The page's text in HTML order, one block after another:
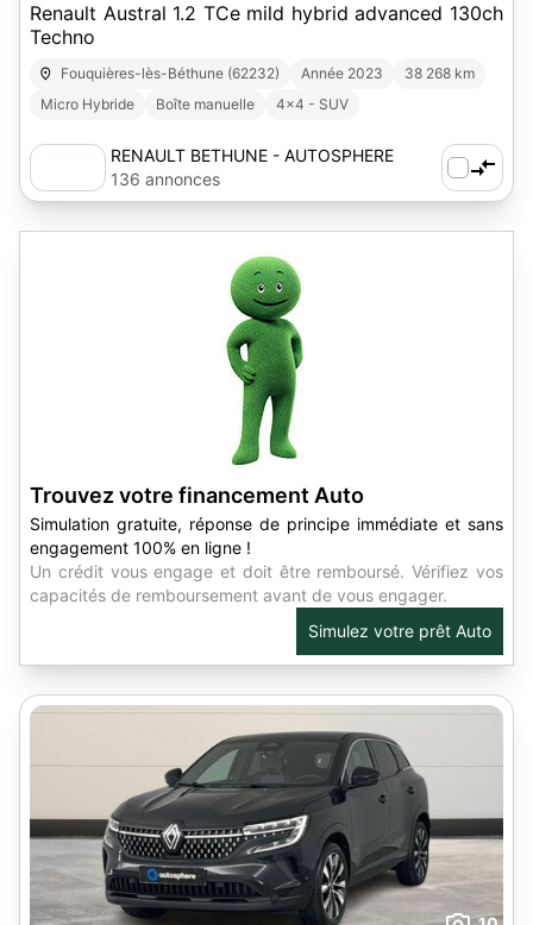
Renault Austral 1.2 TCe mild hybrid advanced 130ch
Techno
Fouquières-lès-Béthune (62232) Année 2023
38 268 km
Micro Hybride
Boîte manuelle 4x4 - SUV
RENAULT BETHUNE - AUTOSPHERE
136 annonces
Trouvez votre financement Auto
Simulation gratuite, réponse de principe immédiate et sans
engagement 100% en ligne !
Un crédit vous engage et doit être remboursé. Vérifiez vos
capacités de remboursement avant de vous engager.
Simulez votre prêt Auto